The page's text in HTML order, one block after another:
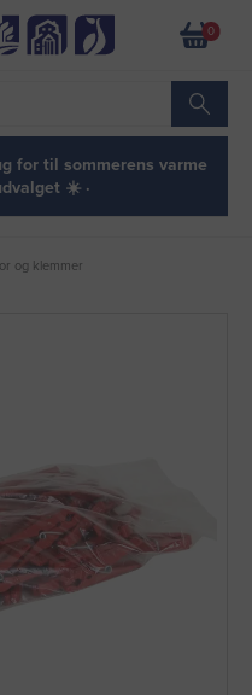
0
for til sommerens varme
☀️ ·
og klemmer